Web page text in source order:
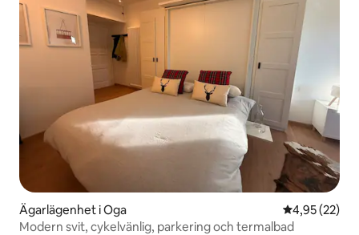
Ägarlägenhet i Oga 4,95 av 5 i
4,95 (22)
Modern svit, cykelvänlig, parkering och termalbad